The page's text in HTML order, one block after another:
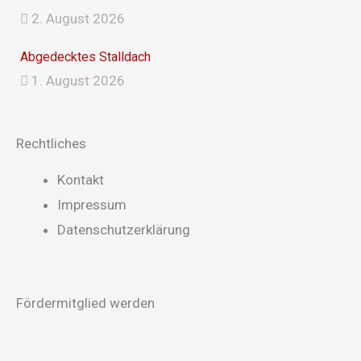
2. August 2026
Abgedecktes Stalldach
1. August 2026
Rechtliches
Main
Menu
Kontakt
Impressum
Datenschutzerklärung
Fördermitglied werden